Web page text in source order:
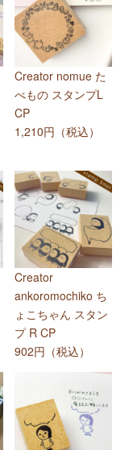
Creator nomue た
べもの スタンプL
CP
1,210円（税込）
Creator
ankoromochiko ち
ょこちゃん スタン
プ R CP
902円（税込）